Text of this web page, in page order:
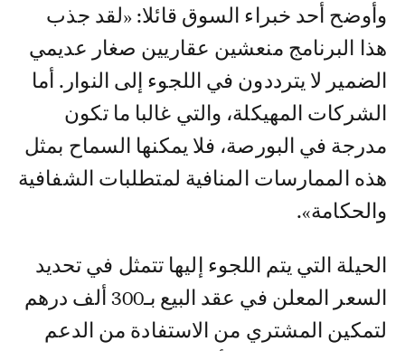
وأوضح أحد خبراء السوق قائلا: «لقد جذب
هذا البرنامج منعشين عقاريين صغار عديمي
الضمير لا يترددون في اللجوء إلى النوار. أما
الشركات المهيكلة، والتي غالبا ما تكون
مدرجة في البورصة، فلا يمكنها السماح بمثل
هذه الممارسات المنافية لمتطلبات الشفافية
والحكامة».
الحيلة التي يتم اللجوء إليها تتمثل في تحديد
السعر المعلن في عقد البيع بـ300 ألف درهم
لتمكين المشتري من الاستفادة من الدعم